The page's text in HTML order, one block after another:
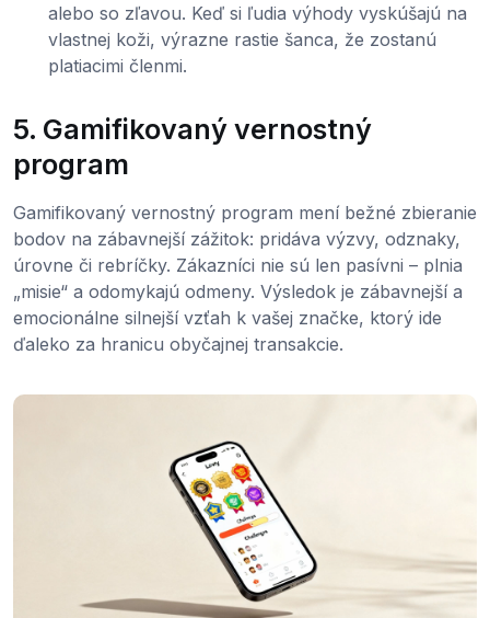
alebo so zľavou. Keď si ľudia výhody vyskúšajú na
vlastnej koži, výrazne rastie šanca, že zostanú
platiacimi členmi.
5. Gamifikovaný vernostný
program
Gamifikovaný vernostný program mení bežné zbieranie
bodov na zábavnejší zážitok: pridáva výzvy, odznaky,
úrovne či rebríčky. Zákazníci nie sú len pasívni – plnia
„misie“ a odomykajú odmeny. Výsledok je zábavnejší a
emocionálne silnejší vzťah k vašej značke, ktorý ide
ďaleko za hranicu obyčajnej transakcie.